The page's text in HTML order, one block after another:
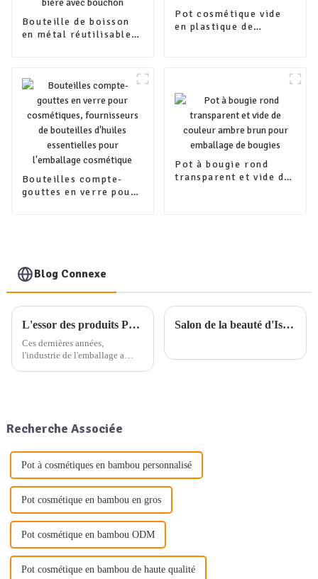
Bouteille de boisson
en métal réutilisable
en aluminium,
bouteille de bière avec
bouchon
Pot cosmétique vide
en plastique de
couvercle en bambou
Bouteilles compte-
gouttes en verre pour
cosmétique
Pot à bougie rond
transparent et vide de
Blog Connexe
L'essor des produits PCR dans les emballages cosmétiques en plastique : une tendance de sélection durable
Ces dernières années,
l'industrie de l'emballage a
l'origine de cette évolution est
Salon de la beauté d'Istanbul
Recherche Associée
Pot à cosmétiques en bambou personnalisé
Pot cosmétique en bambou en gros
Pot cosmétique en bambou ODM
Pot cosmétique en bambou de haute qualité